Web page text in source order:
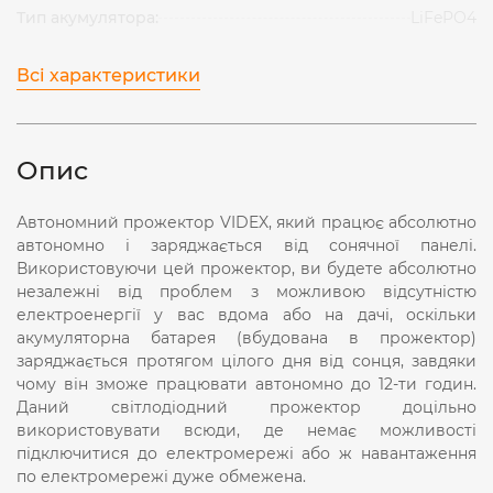
Всі характеристики
Опис
Автономний прожектор VIDEX, який працює абсолютно
автономно і заряджається від сонячної панелі.
Використовуючи цей прожектор, ви будете абсолютно
незалежні від проблем з можливою відсутністю
електроенергії у вас вдома або на дачі, оскільки
акумуляторна батарея (вбудована в прожектор)
заряджається протягом цілого дня від сонця, завдяки
чому він зможе працювати автономно до 12-ти годин.
Даний світлодіодний прожектор доцільно
використовувати всюди, де немає можливості
підключитися до електромережі або ж навантаження
по електромережі дуже обмежена.